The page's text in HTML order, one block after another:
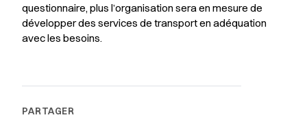
questionnaire, plus l’organisation sera en mesure de
développer des services de transport en adéquation
avec les besoins.